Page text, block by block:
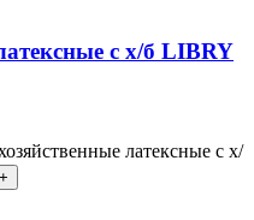
с х/б LIBRY
латексные с х/